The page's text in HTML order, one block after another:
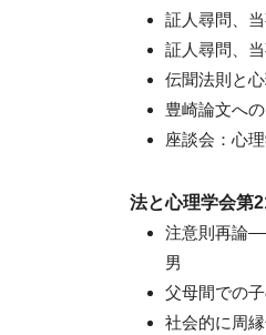
証人尋問、
証人尋問、
伝聞法則と
豊崎論文へ
座談会：心
法と心理学会第
注意則再論
男
父母間での
社会的に周